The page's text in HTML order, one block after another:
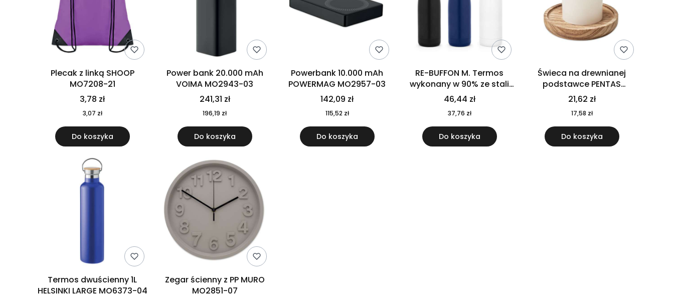
Plecak z linką SHOOP
MO7208-21
3,78 zł
3,07 zł
Do koszyka
Power bank 20.000 mAh
VOIMA MO2943-03
241,31 zł
196,19 zł
Do koszyka
Powerbank 10.000 mAh
POWERMAG MO2957-03
142,09 zł
115,52 zł
Do koszyka
RE-BUFFON M. Termos
wykonany w 90% ze stali
nierdzewnej pochodzącej z
recyklingu 520 ml 94294
46,44 zł
37,76 zł
Do koszyka
Świeca na drewnianej
podstawce PENTAS
MO6282-40
21,62 zł
17,58 zł
Do koszyka
Termos dwuścienny 1L
HELSINKI LARGE MO6373-04
Zegar ścienny z PP MURO
MO2851-07